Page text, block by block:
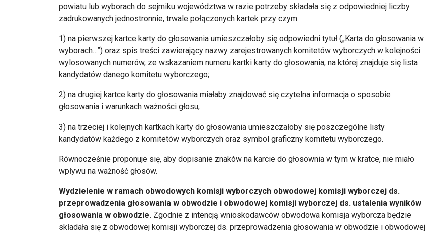
powiatu lub wyborach do sejmiku województwa w razie potrzeby składała się z odpowiedniej liczby
zadrukowanych jednostronnie, trwale połączonych kartek przy czym:
1) na pierwszej kartce karty do głosowania umieszczałoby się odpowiedni tytuł („Karta do głosowania w
wyborach…”) oraz spis treści zawierający nazwy zarejestrowanych komitetów wyborczych w kolejności
wylosowanych numerów, ze wskazaniem numeru kartki karty do głosowania, na której znajduje się lista
kandydatów danego komitetu wyborczego;
2) na drugiej kartce karty do głosowania miałaby znajdować się czytelna informacja o sposobie
głosowania i warunkach ważności głosu;
3) na trzeciej i kolejnych kartkach karty do głosowania umieszczałoby się poszczególne listy
kandydatów każdego z komitetów wyborczych oraz symbol graficzny komitetu wyborczego.
Równocześnie proponuje się, aby dopisanie znaków na karcie do głosownia w tym w kratce, nie miało
wpływu na ważność głosów.
Wydzielenie w ramach obwodowych komisji wyborczych obwodowej komisji wyborczej ds.
przeprowadzenia głosowania w obwodzie i obwodowej komisji wyborczej ds. ustalenia wyników
głosowania w obwodzie. Zgodnie z intencją wnioskodawców obwodowa komisja wyborcza będzie
składała się z obwodowej komisji wyborczej ds. przeprowadzenia głosowania w obwodzie i obwodowej